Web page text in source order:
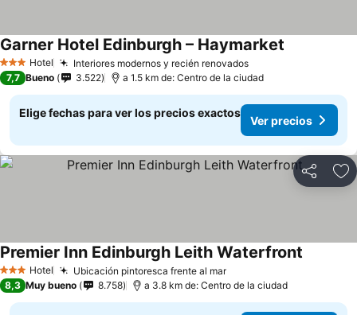
3 Estrellas
Hotel Interiores modernos y recién renovados
Garner Hotel Edinburgh – Haymarket
7,7 Bueno 3.522 a 1.5 km de: Centro de la ciudad
Elige fechas para ver los precios exactos
Ver precios
Compartir
3 Estrellas
Hotel Ubicación pintoresca frente al mar
Premier Inn Edinburgh Leith Waterfront
8,3 Muy bueno 8.758 a 3.8 km de: Centro de la ciudad